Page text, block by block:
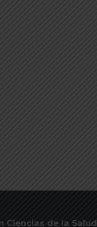
Ciencias de la Salud